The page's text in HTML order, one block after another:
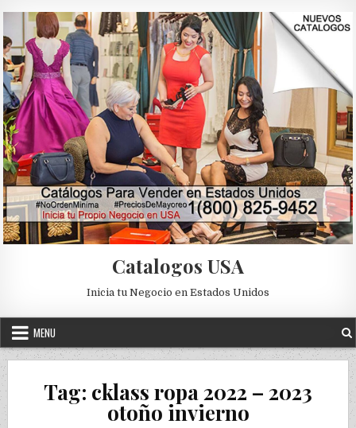
Catalogos USA
Inicia tu Negocio en Estados Unidos
MENU
Tag: cklass ropa 2022 – 2023
otoño invierno